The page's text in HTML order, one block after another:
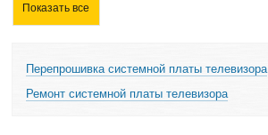
Показать все
Перепрошивка системной платы телевизора
Ремонт системной платы телевизора